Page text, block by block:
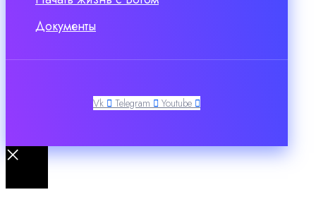
Документы
Vk Telegram Youtube